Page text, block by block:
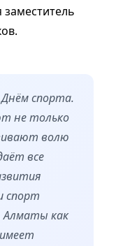
спорта.
не только
волю
все
спорт
Алматы как